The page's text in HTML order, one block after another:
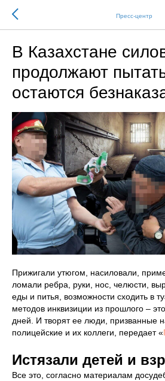
Пресс-центр
В Казахстане
продолжают
остаются
Прижигали утюгом, насиловали,
ломали ребра, руки, нос, челюсти,
еды и питья, возможности сходить в
методов инквизиции из прошлого –
дней. И творят ее люди, призванные
полицейские и их коллеги, передает «
Истязали детей и
Все это, согласно материалам